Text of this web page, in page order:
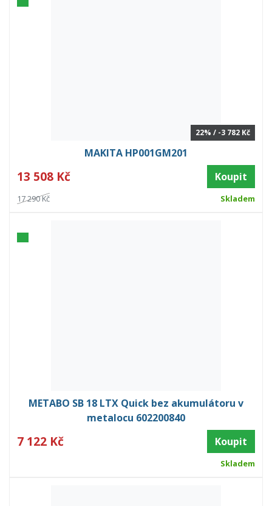
22% / -3 782 Kč
MAKITA HP001GM201
13 508 Kč Koupit
17 290 Kč Skladem
METABO SB 18 LTX Quick bez akumulátoru v
metalocu 602200840
7 122 Kč Koupit
Skladem